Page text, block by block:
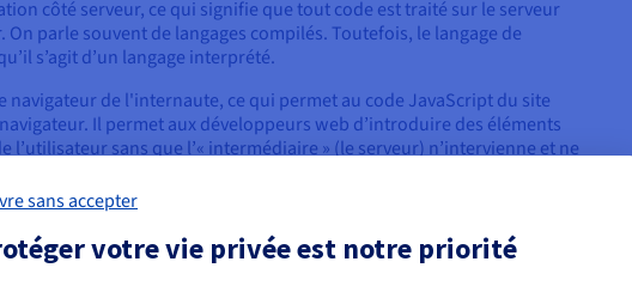
côté serveur, ce qui signifie que tout code est traité sur le serveur
parle souvent de langages compilés. Toutefois, le langage de
s’agit d’un langage interprété.
navigateur de l'internaute, ce qui permet au code JavaScript du site
Il permet aux développeurs web d’introduire des éléments
sans que l’« intermédiaire » (le serveur) n’intervienne et ne
moteurs de langage JavaScript pour aider les utilisatrices et
lors de la visite d'un site web. Le processus se divise en trois
sans accepter
votre vie privée est notre priorité